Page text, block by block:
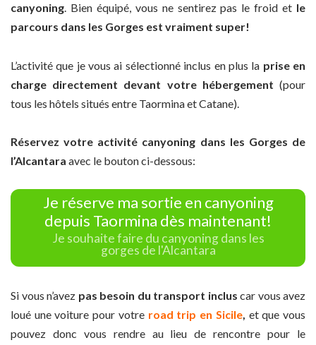
canyoning. Bien équipé, vous ne sentirez pas le froid et le
parcours dans les Gorges est vraiment super!
L’activité que je vous ai sélectionné inclus en plus la prise en
charge directement devant votre hébergement (pour
tous les hôtels situés entre Taormina et Catane).
Réservez votre activité canyoning dans les Gorges de
l’Alcantara avec le bouton ci-dessous:
Je réserve ma sortie en canyoning
depuis Taormina dès maintenant!
Je souhaite faire du canyoning dans les
gorges de l'Alcantara
Si vous n’avez pas besoin du transport inclus car vous avez
loué une voiture pour votre road trip en Sicile, et que vous
pouvez donc vous rendre au lieu de rencontre pour le